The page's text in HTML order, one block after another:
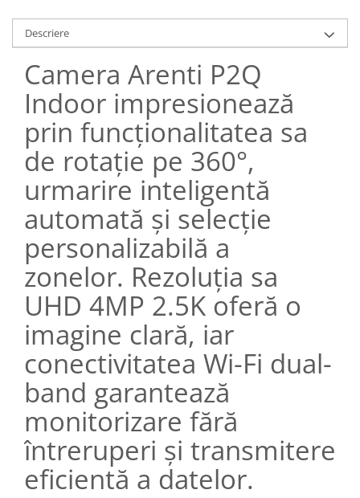
Descriere
Camera Arenti P2Q
Indoor impresionează
prin funcționalitatea sa
de rotație pe 360°,
urmarire inteligentă
automată și selecție
personalizabilă a
zonelor. Rezoluția sa
UHD 4MP 2.5K oferă o
imagine clară, iar
conectivitatea Wi-Fi dual-
band garantează
monitorizare fără
întreruperi și transmitere
eficientă a datelor.